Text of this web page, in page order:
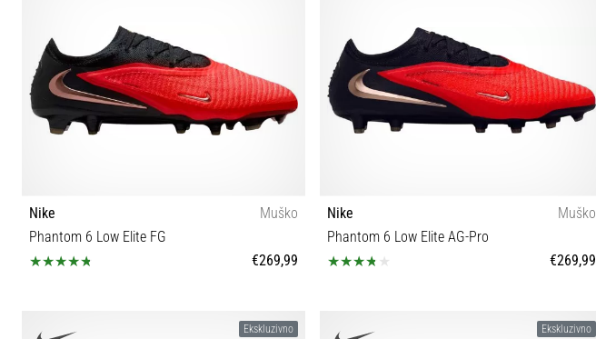
Nike
Muško
Phantom 6 Low Elite FG
€269,99
39 40 40½ 41 42 42½ 43 44 44½ 45 45½ 46 47
Nike
Muško
Phantom 6 Low Elite AG-Pro
€269,99
40½ 42 42½ 43 44 44½ 45 45½ 47
Ekskluzivno Ekskluzivno